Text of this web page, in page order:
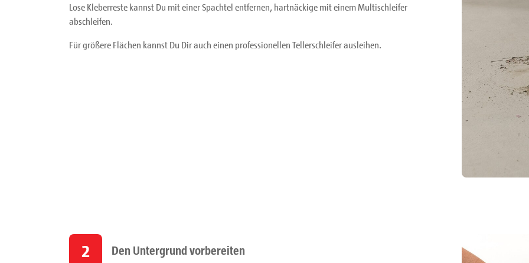
Lose Kleberreste kannst Du mit einer Spachtel entfernen, hartnäckige mit einem Multischleifer
abschleifen.
Für größere Flächen kannst Du Dir auch einen professionellen Tellerschleifer ausleihen.
2 Den Untergrund vorbereiten